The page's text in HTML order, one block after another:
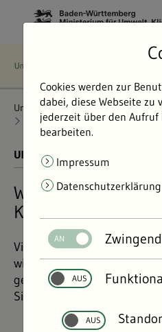
Umweltdaten Bericht:
Gesamte Abfallmengen
UMWELTDATEN BERICHT 2024
Wie die
Klima entlastet
Viele Stoffe aus dem Abfall
wiederverwerten. Wie gut
gelingt und was die
Sie hier.
Cookies werden zur
dabei, diese Webseite zu
jederzeit über den
bearbeiten.
Impressum
Datenschutzerklärung